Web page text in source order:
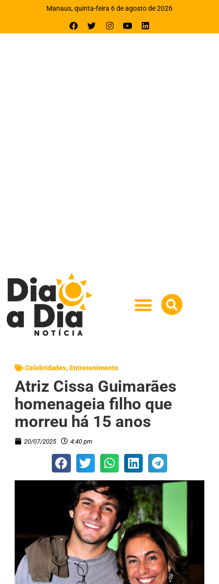
Manaus, quinta-feira 6 de agosto de 2026
Celebridades, Entretenimento
Atriz Cissa Guimarães
homenageia filho que
morreu há 15 anos
20/07/2025 4:40 pm